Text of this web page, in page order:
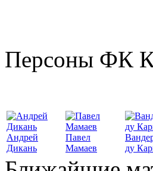
Персоны ФК
Андрей
Дикань
Павел
Мамаев
ду